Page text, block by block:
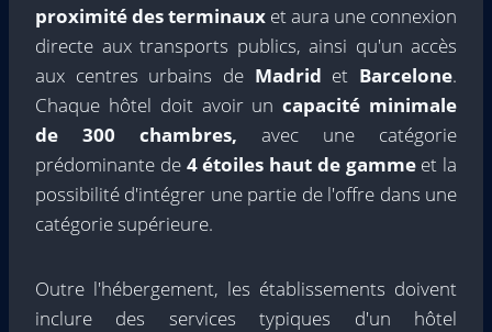
proximité des terminaux et aura une connexion
directe aux transports publics, ainsi qu'un accès
aux centres urbains de Madrid et Barcelone.
Chaque hôtel doit avoir uncapacité minimale
de 300 chambres, avec une catégorie
prédominante de4 étoiles haut de gammeet la
possibilité d'intégrer une partie de l'offre dans une
catégorie supérieure.
Outre l'hébergement, les établissements doivent
inclure des services typiques d'un hôtel